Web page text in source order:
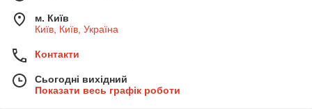
м. Київ
Київ, Київ, Україна
Контакти
Сьогодні вихідний
Показати весь графік роботи